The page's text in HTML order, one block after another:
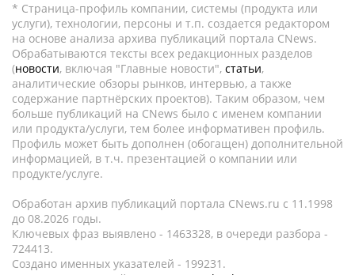
* Страница-профиль компании, системы (продукта или
услуги), технологии, персоны и т.п. создается редактором
на основе анализа архива публикаций портала CNews.
Обрабатываются тексты всех редакционных разделов
(новости, включая "Главные новости", статьи,
аналитические обзоры рынков, интервью, а также
содержание партнёрских проектов). Таким образом, чем
больше публикаций на CNews было с именем компании
или продукта/услуги, тем более информативен профиль.
Профиль может быть дополнен (обогащен) дополнительной
информацией, в т.ч. презентацией о компании или
продукте/услуге.
Обработан архив публикаций портала CNews.ru c 11.1998
до 08.2026 годы.
Ключевых фраз выявлено - 1463328, в очереди разбора -
724413.
Создано именных указателей - 199231.